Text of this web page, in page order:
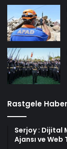
Rastgele
Serjoy : Dijital
Ajansı ve Web